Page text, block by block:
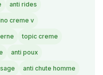
anti rides
creme v
topic creme
anti poux
anti chute homme